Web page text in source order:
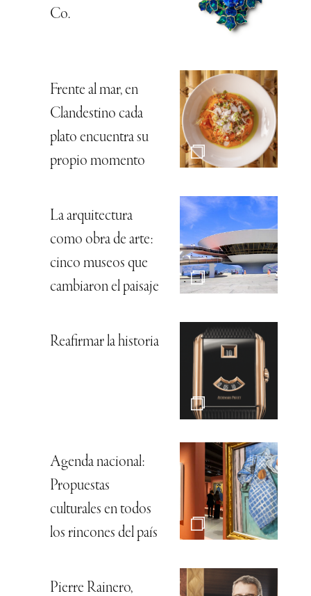
Co.
Frente al mar, en
Clandestino cada
plato encuentra su
propio momento
La arquitectura
como obra de arte:
cinco museos que
cambiaron el paisaje
Reafirmar la historia
Agenda nacional:
Propuestas
culturales en todos
los rincones del país
Pierre Rainero,